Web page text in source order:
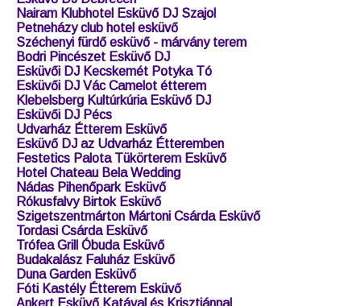
Esküvő Halásztelken
Esküvő a Chateau Bela-ban
Esküvő, Öreg-tó Club Hotel, Tata
Esküvő a Pálmaházban, Tatán
Esküvő a Platán étteremben, Tata
Esküvő DJ, Győr
Balatonvilágos Tópart Hotel Esküvő DJ
Csónakház Mulató Esküvő DJ
Esküvő DJ Debrecen
Nairam Klubhotel Esküvő DJ Szajol
Petneházy club hotel esküvő
Széchenyi fürdő esküvő - márvány terem
Bodri Pincészet Esküvő DJ
Esküvői DJ Kecskemét Potyka Tó
Esküvői DJ Vác Camelot étterem
Klebelsberg Kultúrkúria Esküvő DJ
Esküvői DJ Pécs
Udvarház Étterem Esküvő
Esküvő DJ az Udvarház Étteremben
Festetics Palota Tükörterem Esküvő
Hotel Chateau Bela Wedding